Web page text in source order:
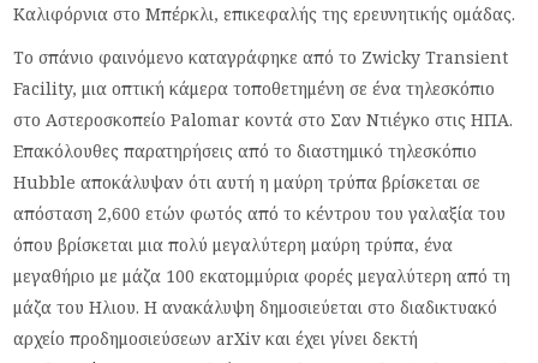
Καλιφόρνια στο Μπέρκλι, επικεφαλής της ερευνητικής ομάδας.
Το σπάνιο φαινόμενο καταγράφηκε από το Zwicky Transient
Facility, μια οπτική κάμερα τοποθετημένη σε ένα τηλεσκόπιο
στο Αστεροσκοπείο Palomar κοντά στο Σαν Ντιέγκο στις ΗΠΑ.
Επακόλουθες παρατηρήσεις από το διαστημικό τηλεσκόπιο
Hubble αποκάλυψαν ότι αυτή η μαύρη τρύπα βρίσκεται σε
απόσταση 2,600 ετών φωτός από το κέντρου του γαλαξία του
όπου βρίσκεται μια πολύ μεγαλύτερη μαύρη τρύπα, ένα
μεγαθήριο με μάζα 100 εκατομμύρια φορές μεγαλύτερη από τη
μάζα του Ηλιου. Η ανακάλυψη δημοσιεύεται στο διαδικτυακό
αρχείο προδημοσιεύσεων arXiv και έχει γίνει δεκτή